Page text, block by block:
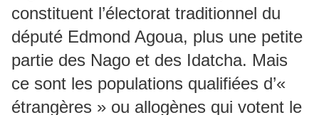
constituent l’électorat traditionnel du
député Edmond Agoua, plus une petite
partie des Nago et des Idatcha. Mais
ce sont les populations qualifiées d’«
étrangères » ou allogènes qui votent le